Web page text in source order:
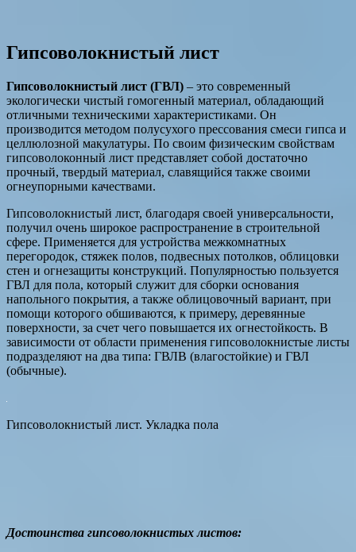
Гипсоволокнистый лист
Гипсоволокнистый лист (ГВЛ) – это современный
экологически чистый гомогенный материал, обладающий
отличными техническими характеристиками. Он
производится методом полусухого прессования смеси гипса и
целлюлозной макулатуры. По своим физическим свойствам
гипсоволоконный лист представляет собой достаточно
прочный, твердый материал, славящийся также своими
огнеупорными качествами.
Гипсоволокнистый лист, благодаря своей универсальности,
получил очень широкое распространение в строительной
сфере. Применяется для устройства межкомнатных
перегородок, стяжек полов, подвесных потолков, облицовки
стен и огнезащиты конструкций. Популярностью пользуется
ГВЛ для пола, который служит для сборки основания
напольного покрытия, а также облицовочный вариант, при
помощи которого обшиваются, к примеру, деревянные
поверхности, за счет чего повышается их огнестойкость. В
зависимости от области применения гипсоволокнистые листы
подразделяют на два типа: ГВЛВ (влагостойкие) и ГВЛ
(обычные).
Гипсоволокнистый лист. Укладка пола
Достоинства гипсоволокнистых листов: